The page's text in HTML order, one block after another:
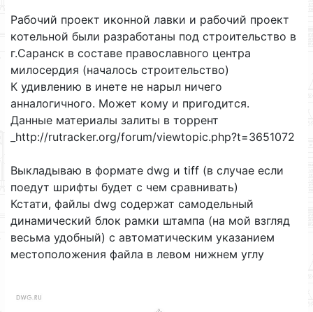
Рабочий проект иконной лавки и рабочий проект
котельной были разработаны под строительство в
г.Саранск в составе православного центра
милосердия (началось строительство)
К удивлению в инете не нарыл ничего
анналогичного. Может кому и пригодится.
Данные материалы залиты в торрент
_http://rutracker.org/forum/viewtopic.php?t=3651072
Выкладываю в формате dwg и tiff (в случае если
поедут шрифты будет с чем сравнивать)
Кстати, файлы dwg содержат самодельный
динамический блок рамки штампа (на мой взгляд
весьма удобный) с автоматическим указанием
местоположения файла в левом нижнем углу